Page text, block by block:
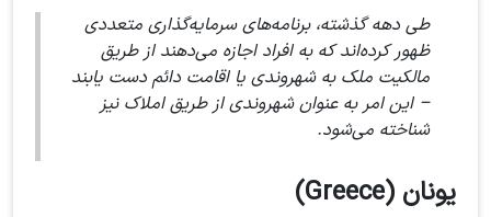
طی دهه گذشته، برنامه‌های سرمایه‌گذاری متعددی
ظهور کرده‌اند که به افراد اجازه می‌دهند از طریق
مالکیت ملک به شهروندی یا اقامت دائم دست یابند
– این امر به عنوان شهروندی از طریق املاک نیز
شناخته می‌شود.
یونان (Greece)